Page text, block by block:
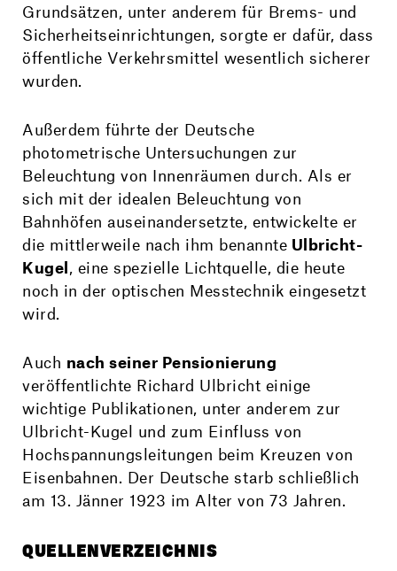
Grundsätzen, unter anderem für Brems- und
Sicherheitseinrichtungen, sorgte er dafür, dass
öffentliche Verkehrsmittel wesentlich sicherer
wurden.
Außerdem führte der Deutsche
photometrische Untersuchungen zur
Beleuchtung von Innenräumen durch. Als er
sich mit der idealen Beleuchtung von
Bahnhöfen auseinandersetzte, entwickelte er
die mittlerweile nach ihm benannte Ulbricht-
Kugel, eine spezielle Lichtquelle, die heute
noch in der optischen Messtechnik eingesetzt
wird.
Auch nach seiner Pensionierung
veröffentlichte Richard Ulbricht einige
wichtige Publikationen, unter anderem zur
Ulbricht-Kugel und zum Einfluss von
Hochspannungsleitungen beim Kreuzen von
Eisenbahnen. Der Deutsche starb schließlich
am 13. Jänner 1923 im Alter von 73 Jahren.
QUELLENVERZEICHNIS